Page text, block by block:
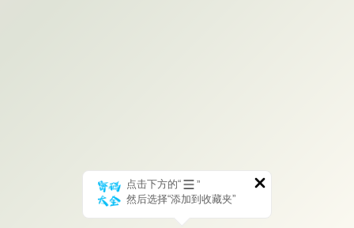
点击下方的“
”
然后选择“添加到收藏夹”